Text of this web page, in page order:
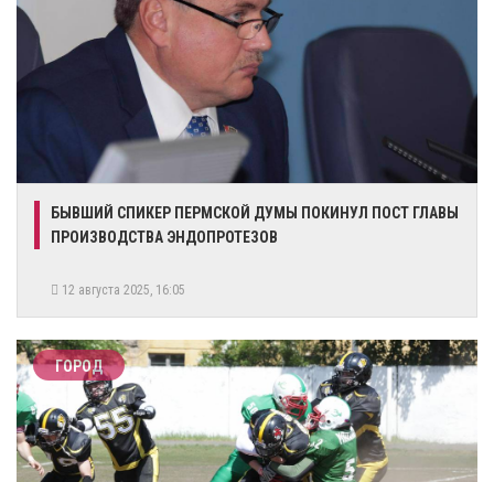
БЫВШИЙ СПИКЕР ПЕРМСКОЙ ДУМЫ ПОКИНУЛ ПОСТ ГЛАВЫ
ПРОИЗВОДСТВА ЭНДОПРОТЕЗОВ
12 августа 2025, 16:05
ГОРОД